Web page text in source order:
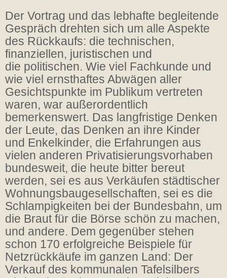
Der Vortrag und das lebhafte begleitende
Gespräch drehten sich um alle Aspekte
des Rückkaufs: die technischen,
finanziellen, juristischen und
die politischen. Wie viel Fachkunde und
wie viel ernsthaftes Abwägen aller
Gesichtspunkte im Publikum vertreten
waren, war außerordentlich
bemerkenswert. Das langfristige Denken
der Leute, das Denken an ihre Kinder
und Enkelkinder, die Erfahrungen aus
vielen anderen Privatisierungsvorhaben
bundesweit, die heute bitter bereut
werden, sei es aus Verkäufen städtischer
Wohnungsbaugesellschaften, sei es die
Schlampigkeiten bei der Bundesbahn, um
die Braut für die Börse schön zu machen,
und andere. Dem gegenüber stehen
schon 170 erfolgreiche Beispiele für
Netzrückkäufe im ganzen Land: Der
Verkauf des kommunalen Tafelsilbers